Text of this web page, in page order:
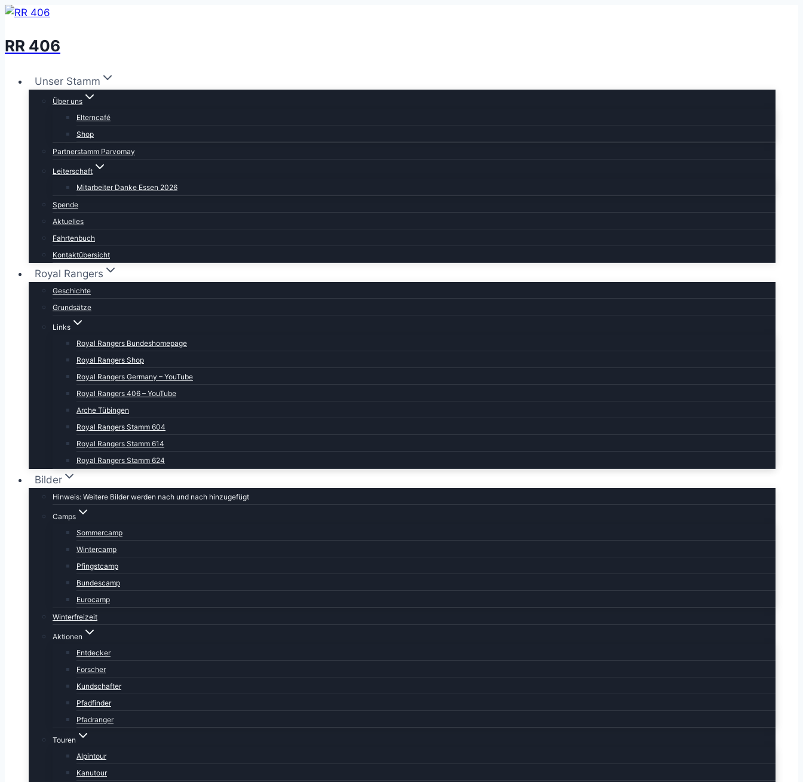
Zum
springen
RR 406
Unser Stamm
Über uns
Elterncafé
Shop
Partnerstamm Parvomay
Leiterschaft
Mitarbeiter Danke Essen 2026
Spende
Aktuelles
Fahrtenbuch
Kontaktübersicht
Royal Rangers
Geschichte
Grundsätze
Links
Royal Rangers Bundeshomepage
Royal Rangers Shop
Royal Rangers Germany – YouTube
Royal Rangers 406 – YouTube
Arche Tübingen
Royal Rangers Stamm 604
Royal Rangers Stamm 614
Royal Rangers Stamm 624
Bilder
Hinweis: Weitere Bilder werden nach und nach hinzugefügt
Camps
Sommercamp
Wintercamp
Pfingstcamp
Bundescamp
Eurocamp
Winterfreizeit
Aktionen
Entdecker
Forscher
Kundschafter
Pfadfinder
Pfadranger
Touren
Alpintour
Kanutour